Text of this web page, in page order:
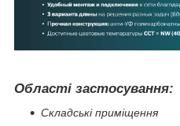
Області застосування:
Складські приміщення